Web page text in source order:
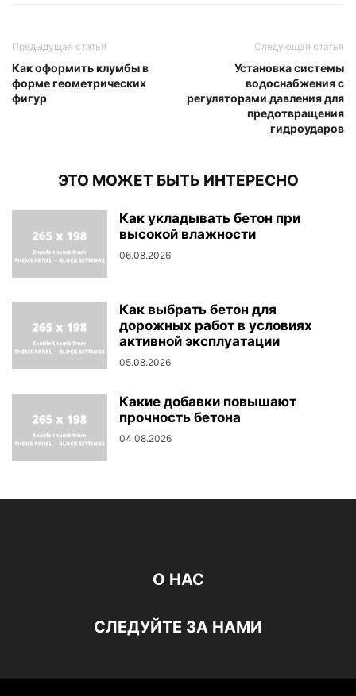
Предыдущая статья
Как оформить клумбы в
форме геометрических
фигур
Следующая статья
Установка системы
водоснабжения с
регуляторами давления для
предотвращения
гидроударов
ЭТО МОЖЕТ БЫТЬ ИНТЕРЕСНО
Как укладывать бетон при
высокой влажности
06.08.2026
Как выбрать бетон для
дорожных работ в условиях
активной эксплуатации
05.08.2026
Какие добавки повышают
прочность бетона
04.08.2026
О НАС
СЛЕДУЙТЕ ЗА НАМИ